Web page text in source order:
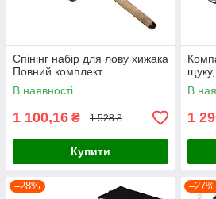
Спінінг набір для лову хижака
Повний комплект
В наявності
1 100,16 ₴ 1 528 ₴
Купити
В
1
–28% –27%